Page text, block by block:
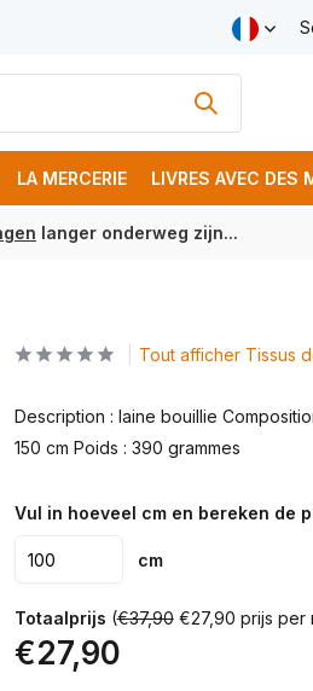
Livraison gratuite à partir
LA MERCERIE LIVRES AVEC DES
langer onderweg zijn...
Tout afficher Tissus
Description : laine bouillie
150 cm Poids : 390 grammes
Vul in hoeveel cm en bereken de
cm
Totaalprijs (€37,90€27,90 prijs per
€27,90